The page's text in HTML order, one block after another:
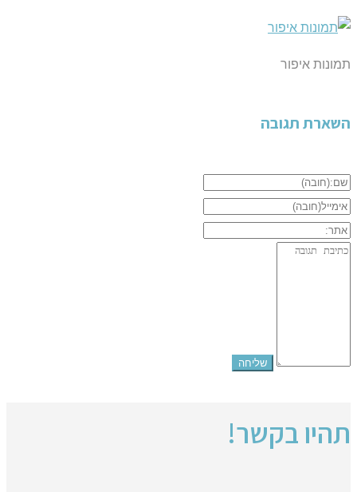
תמונות איפור
השארת תגובה
תהיו בקשר!